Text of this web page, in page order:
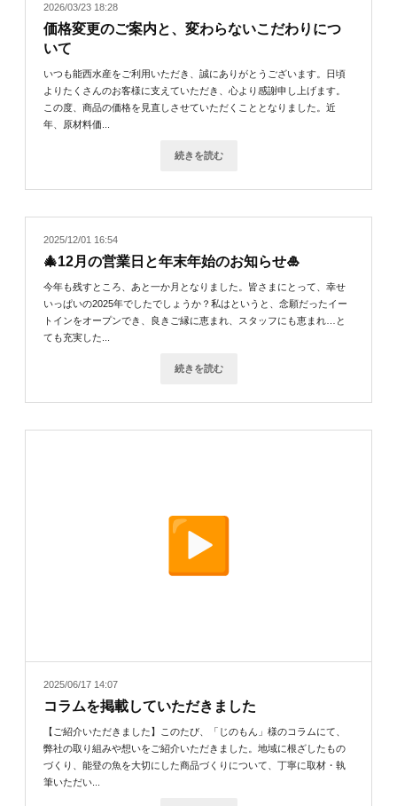
価格変更のご案内と、変わらないこだわりにつ
いて
2026/03/23 18:28
いつも能西水産をご利用いただき、誠にありがとうございます。日頃
よりたくさんのお客様に支えていただき、心より感謝申し上げます。
この度、商品の価格を見直しさせていただくこととなりました。近
年、原材料価...
続きを読む
🎄12月の営業日と年末年始のお知らせ🎍
2025/12/01 16:54
今年も残すところ、あと一か月となりました。皆さまにとって、幸せ
いっぱいの2025年でしたでしょうか？私はというと、念願だったイー
トインをオープンでき、良きご縁に恵まれ、スタッフにも恵まれ…と
ても充実した...
続きを読む
コラムを掲載していただきました
2025/06/17 14:07
【ご紹介いただきました】このたび、「じのもん」様のコラムにて、
弊社の取り組みや想いをご紹介いただきました。地域に根ざしたもの
づくり、能登の魚を大切にした商品づくりについて、丁寧に取材・執
筆いただい...